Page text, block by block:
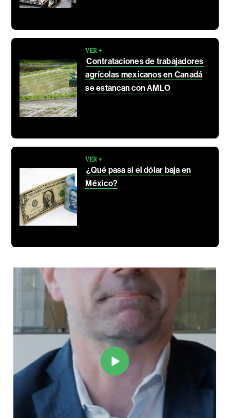
VER +
Contrataciones de trabajadores
agrícolas mexicanos en Canadá
se estancan con AMLO
VER +
¿Qué pasa si el dólar baja en
México?